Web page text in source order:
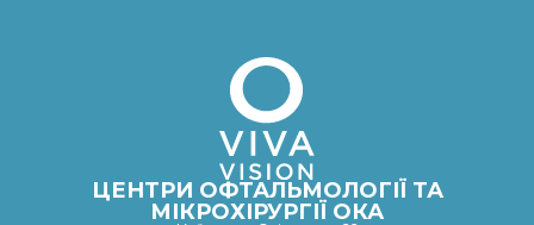
ЦЕНТРИ ОФТАЛЬМОЛОГІЇ ТА
МІКРОХІРУРГІЇ ОКА